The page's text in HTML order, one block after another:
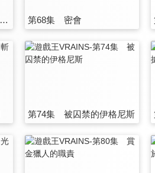
第67集 寄宿在AI的思慕之情 第68集 密會
第74集 被囚禁的伊格尼斯